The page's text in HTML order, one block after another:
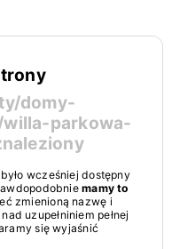
domy-
parkowa-
wcześniej dostępny
mamy to
zmienioną nazwę i
uzupełniniem pełnej
się wyjaśnić